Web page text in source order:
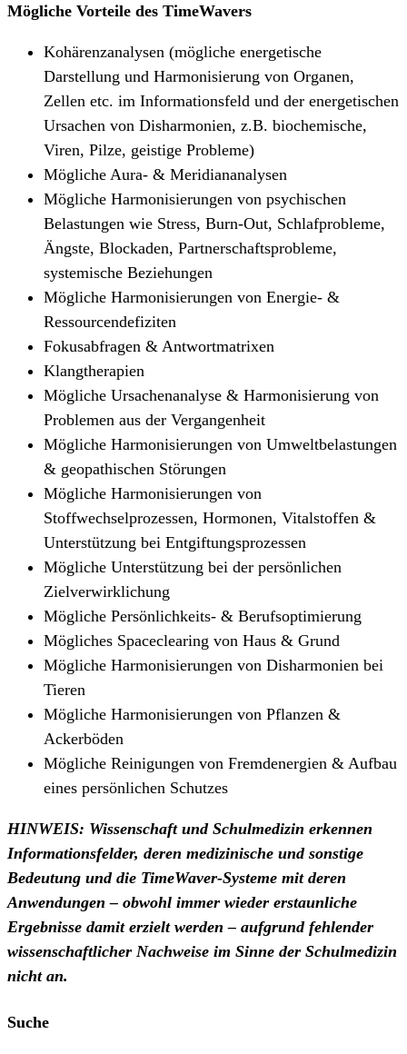
Mögliche Vorteile des TimeWavers
Kohärenzanalysen (mögliche energetische
Darstellung und Harmonisierung von Organen,
Zellen etc. im Informationsfeld und der energetischen
Ursachen von Disharmonien, z.B. biochemische,
Viren, Pilze, geistige Probleme)
Mögliche Aura- & Meridiananalysen
Mögliche Harmonisierungen von psychischen
Belastungen wie Stress, Burn-Out, Schlafprobleme,
Ängste, Blockaden, Partnerschaftsprobleme,
systemische Beziehungen
Mögliche Harmonisierungen von Energie- &
Ressourcendefiziten
Fokusabfragen & Antwortmatrixen
Klangtherapien
Mögliche Ursachenanalyse & Harmonisierung von
Problemen aus der Vergangenheit
Mögliche Harmonisierungen von Umweltbelastungen
& geopathischen Störungen
Mögliche Harmonisierungen von
Stoffwechselprozessen, Hormonen, Vitalstoffen &
Unterstützung bei Entgiftungsprozessen
Mögliche Unterstützung bei der persönlichen
Zielverwirklichung
Mögliche Persönlichkeits- & Berufsoptimierung
Mögliches Spaceclearing von Haus & Grund
Mögliche Harmonisierungen von Disharmonien bei
Tieren
Mögliche Harmonisierungen von Pflanzen &
Ackerböden
Mögliche Reinigungen von Fremdenergien & Aufbau
eines persönlichen Schutzes
HINWEIS: Wissenschaft und Schulmedizin erkennen
Informationsfelder, deren medizinische und sonstige
Bedeutung und die TimeWaver-Systeme mit deren
Anwendungen – obwohl immer wieder erstaunliche
Ergebnisse damit erzielt werden – aufgrund fehlender
wissenschaftlicher Nachweise im Sinne der Schulmedizin
nicht an.
Suche